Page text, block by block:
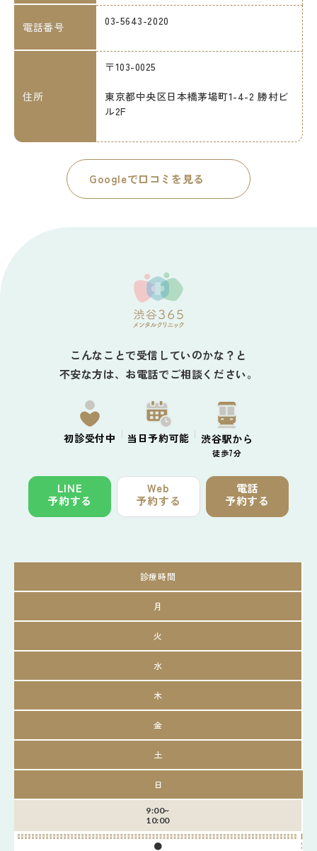
電話番号 03-5643-2020
住所
〒103-0025
東京都中央区日本橋茅場町1-4-2 勝村ビ
ル2F
Googleで口コミを見る
初診受付中 当日予約可能 渋谷駅から
徒歩7分
LINE
予約する
Web
予約する
電話
予約する
こんなことで受信していのかな？と
不安な方は、お電話でご相談ください。
診療時間
月
火
水
木
金
土
日
9:00~
10:00
●